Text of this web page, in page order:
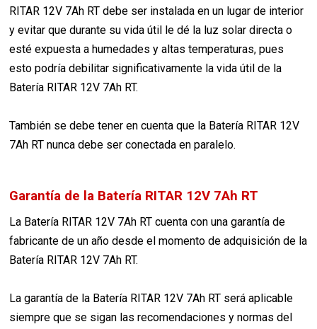
RITAR 12V 7Ah RT debe ser instalada en un lugar de interior
y evitar que durante su vida útil le dé la luz solar directa o
esté expuesta a humedades y altas temperaturas, pues
esto podría debilitar significativamente la vida útil de la
Batería RITAR 12V 7Ah RT.
También se debe tener en cuenta que la Batería RITAR 12V
7Ah RT nunca debe ser conectada en paralelo.
Garantía de la Batería RITAR 12V 7Ah RT
La Batería RITAR 12V 7Ah RT cuenta con una garantía de
fabricante de un año desde el momento de adquisición de la
Batería RITAR 12V 7Ah RT.
La garantía de la Batería RITAR 12V 7Ah RT será aplicable
siempre que se sigan las recomendaciones y normas del